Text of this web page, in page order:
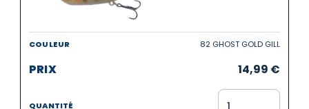
82 GHOST GOLD GILL
14,99 €